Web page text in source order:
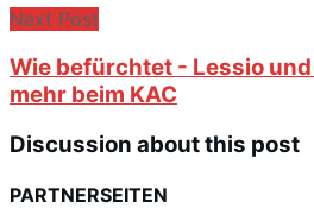
Next Post
Wie befürchtet - Lessio
mehr beim KAC
Discussion about this post
PARTNERSEITEN